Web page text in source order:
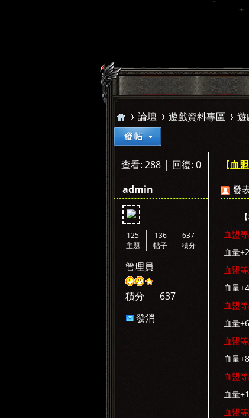
»
論壇
›
遊戲資料專區
›
遊
查看: 288 | 回復: 0 【血
admin
125
主題
136
帖子
637
積分
管理員
積分
637
發消
發
血盟
血量
血盟
血量
血盟
血量
血盟
血量
血盟
血量
血盟